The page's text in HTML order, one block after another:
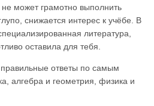
может грамотно выполнить
снижается интерес к учёбе. В
литература,
оставила для тебя.
ответы по самым
алгебра и геометрия, физика и